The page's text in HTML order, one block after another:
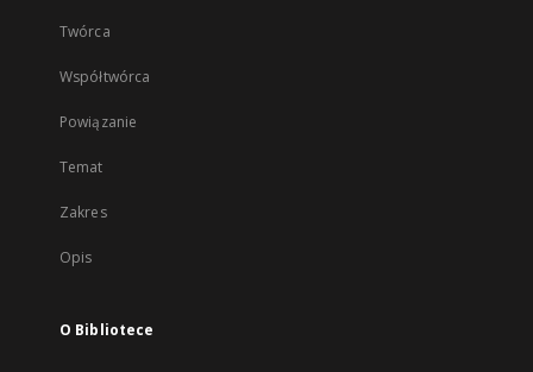
Twórca
Współtwórca
Powiązanie
Temat
Zakres
Opis
O Bibliotece